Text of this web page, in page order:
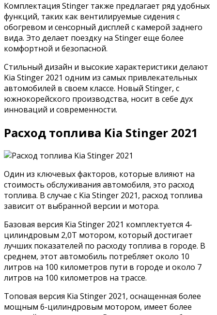
Комплектация Stinger также предлагает ряд удобных
функций, таких как вентилируемые сидения с
обогревом и сенсорный дисплей с камерой заднего
вида. Это делает поездку на Stinger еще более
комфортной и безопасной.
Стильный дизайн и высокие характеристики делают
Kia Stinger 2021 одним из самых привлекательных
автомобилей в своем классе. Новый Stinger, с
южнокорейского производства, носит в себе дух
инноваций и современности.
Расход топлива Kia Stinger 2021
Один из ключевых факторов, которые влияют на
стоимость обслуживания автомобиля, это расход
топлива. В случае с Kia Stinger 2021, расход топлива
зависит от выбранной версии и мотора.
Базовая версия Kia Stinger 2021 комплектуется 4-
цилиндровым 2,0T мотором, который достигает
лучших показателей по расходу топлива в городе. В
среднем, этот автомобиль потребляет около 10
литров на 100 километров пути в городе и около 7
литров на 100 километров на трассе.
Топовая версия Kia Stinger 2021, оснащенная более
мощным 6-цилиндровым мотором, имеет более